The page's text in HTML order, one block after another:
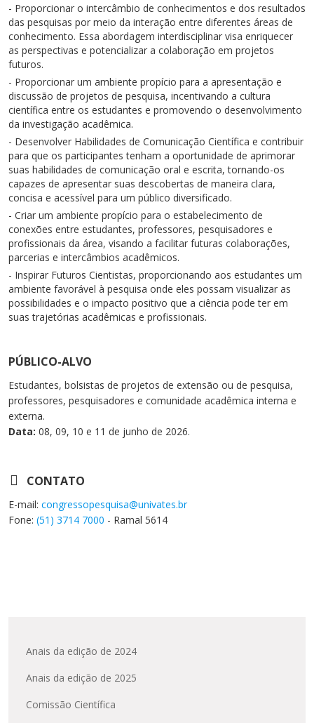
- Proporcionar o intercâmbio de conhecimentos e dos resultados
das pesquisas por meio da interação entre diferentes áreas de
conhecimento. Essa abordagem interdisciplinar visa enriquecer
as perspectivas e potencializar a colaboração em projetos
futuros.
- Proporcionar um ambiente propício para a apresentação e
discussão de projetos de pesquisa, incentivando a cultura
científica entre os estudantes e promovendo o desenvolvimento
da investigação acadêmica.
- Desenvolver Habilidades de Comunicação Científica e contribuir
para que os participantes tenham a oportunidade de aprimorar
suas habilidades de comunicação oral e escrita, tornando-os
capazes de apresentar suas descobertas de maneira clara,
concisa e acessível para um público diversificado.
- Criar um ambiente propício para o estabelecimento de
conexões entre estudantes, professores, pesquisadores e
profissionais da área, visando a facilitar futuras colaborações,
parcerias e intercâmbios acadêmicos.
- Inspirar Futuros Cientistas, proporcionando aos estudantes um
ambiente favorável à pesquisa onde eles possam visualizar as
possibilidades e o impacto positivo que a ciência pode ter em
suas trajetórias acadêmicas e profissionais.
PÚBLICO-ALVO
Estudantes, bolsistas de projetos de extensão ou de pesquisa,
professores, pesquisadores e comunidade acadêmica interna e
externa.
Data: 08, 09, 10 e 11 de junho de 2026.
CONTATO
E-mail: congressopesquisa@univates.br
Fone: (51) 3714 7000 - Ramal 5614
Anais da edição de 2024
Anais da edição de 2025
Comissão Científica